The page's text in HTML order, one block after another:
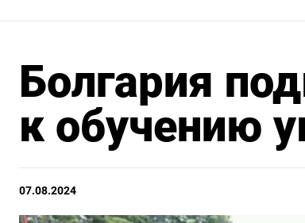
Болгария
к обучению
07.08.2024